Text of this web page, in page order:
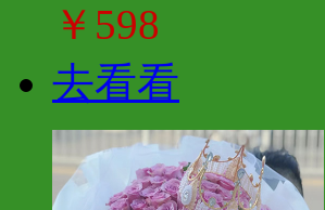
￥598
去看看